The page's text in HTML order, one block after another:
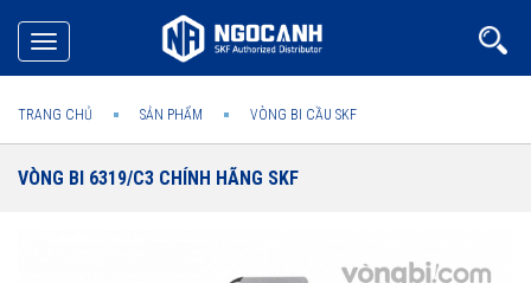
Toggle
navigation
TRANG CHỦ SẢN PHẨM VÒNG BI CẦU SKF
VÒNG BI 6319/C3 CHÍNH HÃNG SKF